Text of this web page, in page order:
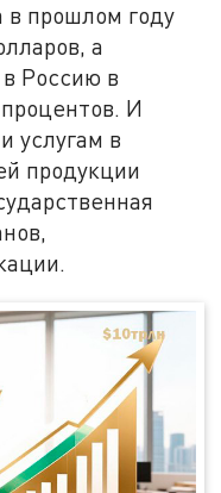
в прошлом году
а
в Россию в
И
услугам в
продукции